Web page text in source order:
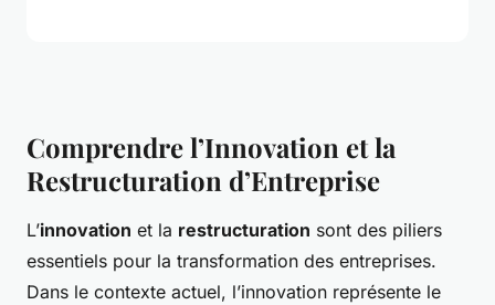
Comprendre l’Innovation et la
Restructuration d’Entreprise
L’innovation et la restructuration sont des piliers
essentiels pour la transformation des entreprises.
Dans le contexte actuel, l’innovation représente le